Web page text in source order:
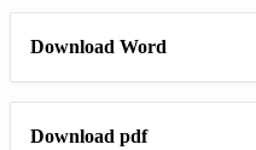
Download Word
Download pdf